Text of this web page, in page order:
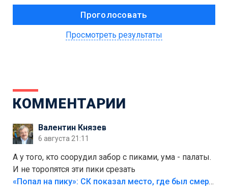
Просмотреть результаты
КОММЕНТАРИИ
Валентин Князев
6 августа 21:11
А у того, кто соорудил забор с пиками, ума - палаты.
И не торопятся эти пики срезать
«Попал на пику»: СК показал место, где был смертельно травмирован ребенок в Тольятти